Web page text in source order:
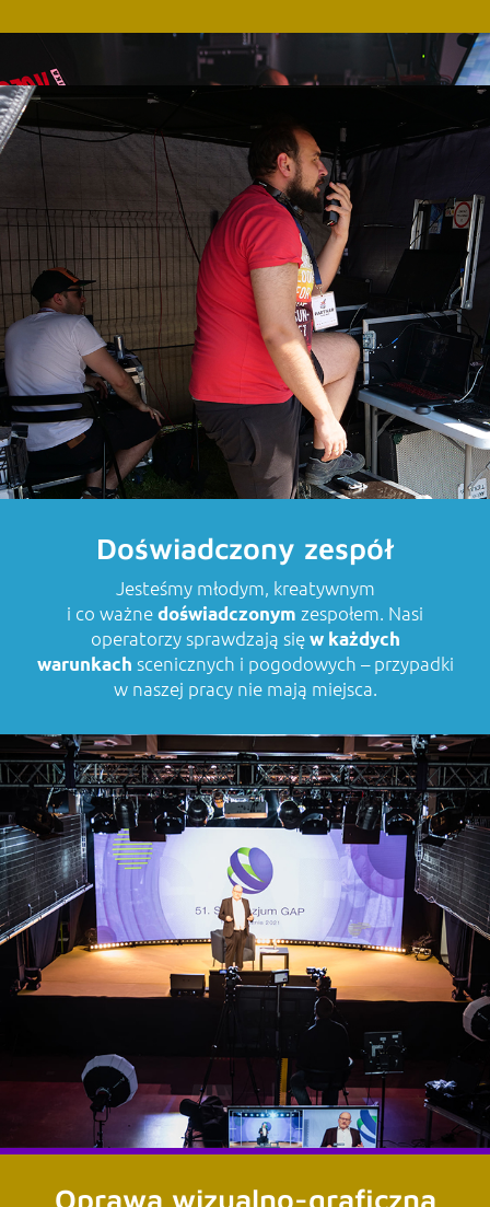
TECHNIKA
EKIPA
Doświadczony zespół
Jesteśmy młodym, kreatywnym
i co ważnedoświadczonym zespołem. Nasi
operatorzy sprawdzają sięw każdych
warunkach scenicznych i pogodowych – przypadki
w naszej pracy nie mają miejsca.
MULTIMEDIA
Realizacje wizji na ekrany,
Oprawa wizualno-graficzna